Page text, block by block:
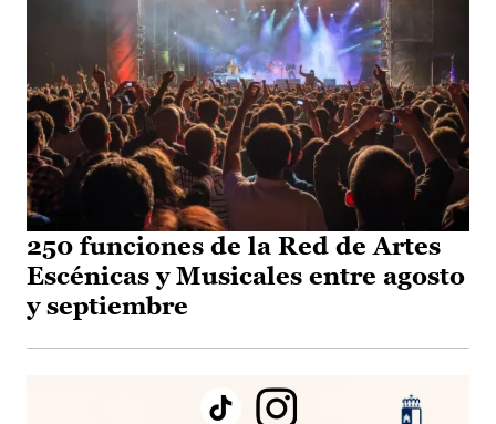
250 funciones de la Red de Artes
Escénicas y Musicales entre agosto
y septiembre